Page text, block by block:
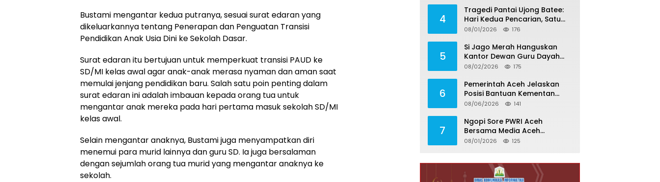
Bustami mengantar kedua putranya, sesuai surat edaran yang
dikeluarkannya tentang Penerapan dan Penguatan Transisi
Pendidikan Anak Usia Dini ke Sekolah Dasar.
Surat edaran itu bertujuan untuk memperkuat transisi PAUD ke
SD/MI kelas awal agar anak-anak merasa nyaman dan aman saat
memulai jenjang pendidikan baru. Salah satu poin penting dalam
surat edaran ini adalah imbauan kepada orang tua untuk
mengantar anak mereka pada hari pertama masuk sekolah SD/MI
kelas awal.
Selain mengantar anaknya, Bustami juga menyampatkan diri
menemui para murid lainnya dan guru SD. Ia juga bersalaman
dengan sejumlah orang tua murid yang mengantar anaknya ke
sekolah.
4
Tragedi Pantai Ujong Batee:
Hari Kedua Pencarian, Satu
Remaja Ditemukan Meninggal,
08/01/2026 176
5
Si Jago Merah Hanguskan
Kantor Dewan Guru Dayah
Darul Halim di Aceh Besar
08/02/2026 175
6
Pemerintah Aceh Jelaskan
Posisi Bantuan Kementan
untuk Pemulihan Sawah dan
08/06/2026 141
7
Ngopi Sore PWRI Aceh
Bersama Media Aceh
Inspirasi, Perkuat Silaturahmi
08/01/2026 125